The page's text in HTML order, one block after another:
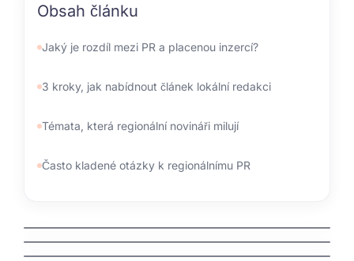
Obsah článku
Jaký je rozdíl mezi PR a placenou inzercí?
3 kroky, jak nabídnout článek lokální redakci
Témata, která regionální novináři milují
Často kladené otázky k regionálnímu PR